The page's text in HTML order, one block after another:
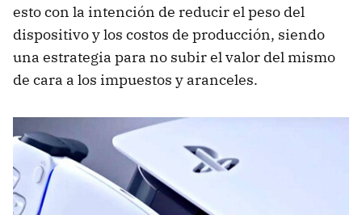
esto con la intención de reducir el peso del
dispositivo y los costos de producción, siendo
una estrategia para no subir el valor del mismo
de cara a los impuestos y aranceles.